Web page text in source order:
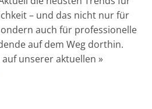
– und das nicht nur für
auch für professionelle
auf dem Weg dorthin.
unserer aktuellen »